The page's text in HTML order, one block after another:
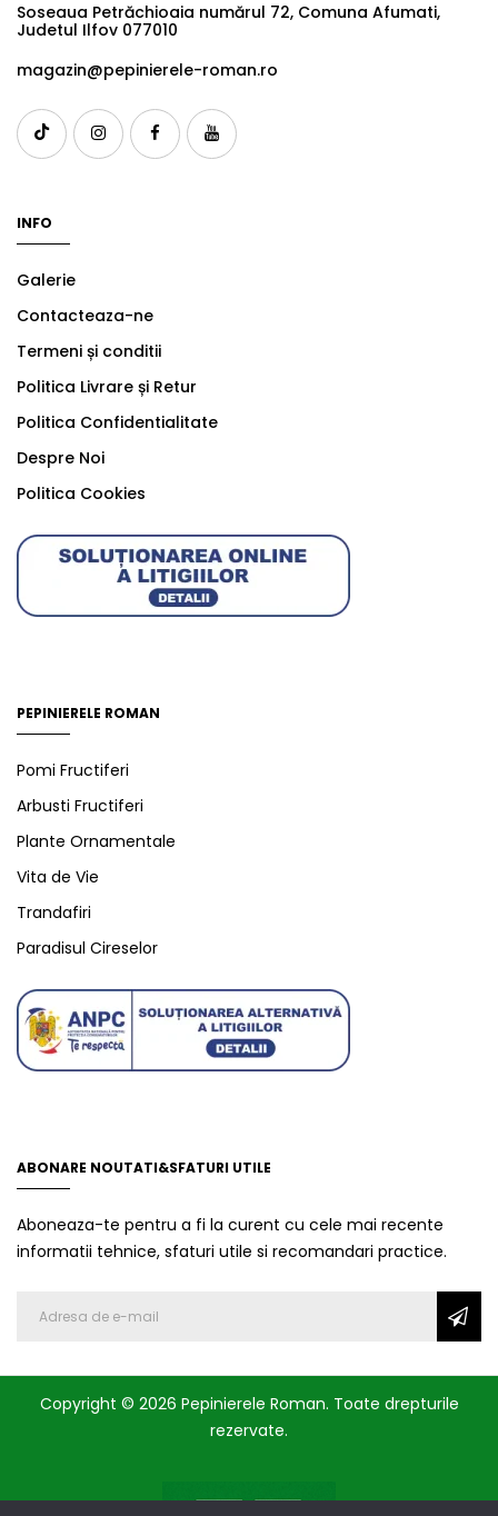
Soseaua Petrăchioaia numărul 72, Comuna Afumati,
Judetul Ilfov 077010
magazin@pepinierele-roman.ro
INFO
Galerie
Contacteaza-ne
Termeni și conditii
Politica Livrare și Retur
Politica Confidentialitate
Despre Noi
Politica Cookies
PEPINIERELE ROMAN
Pomi Fructiferi
Arbusti Fructiferi
Plante Ornamentale
Vita de Vie
Trandafiri
Paradisul Cireselor
ABONARE NOUTATI&SFATURI UTILE
Aboneaza-te pentru a fi la curent cu cele mai recente
informatii tehnice, sfaturi utile si recomandari practice.
Copyright © 2026 Pepinierele Roman. Toate drepturile
rezervate.